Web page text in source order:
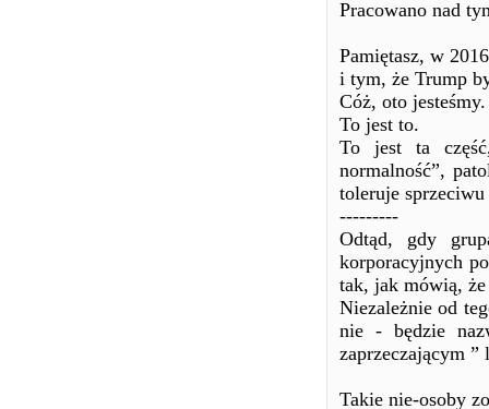
Pracowano nad
Pamiętasz, w
i tym, że Trump
Cóż, oto jesteśmy.
To jest to.
To jest ta
normalność”,
toleruje
---------
Odtąd, gdy
korporacyjnych
tak, jak mówią,
Niezależnie od
nie - będzie
zaprzeczającym
Takie nie-osoby